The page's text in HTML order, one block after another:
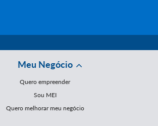
Meu Negócio
Quero empreender
Sou MEI
Quero melhorar meu negócio